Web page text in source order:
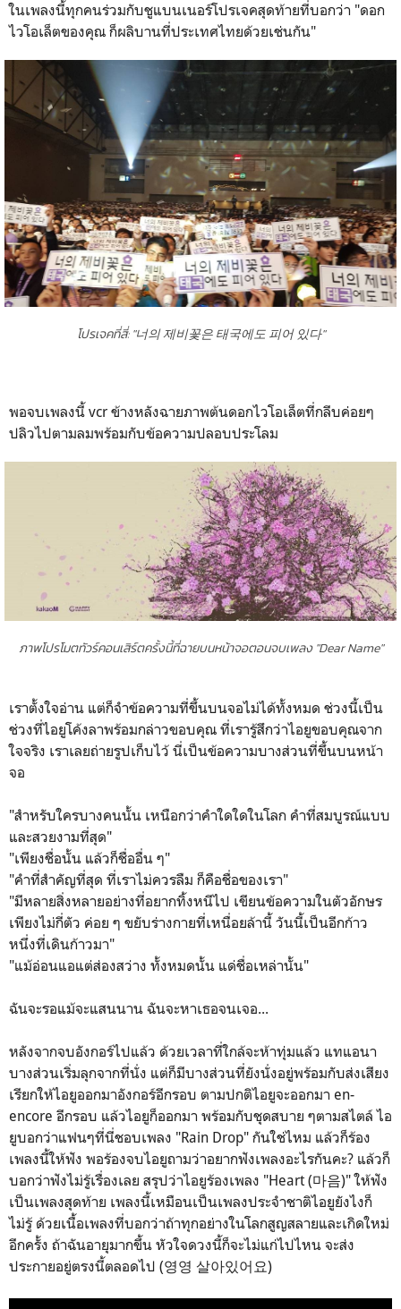
ในเพลงนี้ทุกคนร่วมกับชูแบนเนอร์โปรเจคสุดท้ายที่บอกว่า "ดอก
ไวโอเล็ตของคุณ ก็ผลิบานที่ประเทศไทยด้วยเช่นกัน"
โปรเจคที่สี่: "너의 제비꽃은 태국에도 피어 있다"
พอจบเพลงนี้ vcr ข้างหลังฉายภาพต้นดอกไวโอเล็ตที่กลีบค่อยๆ
ปลิวไปตามลมพร้อมกับข้อความปลอบประโลม
ภาพโปรโมตทัวร์คอนเสิร์ตครั้งนี้ที่ฉายบนหน้าจอตอนจบเพลง "Dear Name"
เราตั้งใจอ่าน แต่ก็จำข้อความที่ขึ้นบนจอไม่ได้ทั้งหมด ช่วงนี้เป็น
ช่วงที่ไอยูโค้งลาพร้อมกล่าวขอบคุณ ที่เรารู้สึกว่าไอยูขอบคุณจาก
ใจจริง เราเลยถ่ายรูปเก็บไว้ นี่เป็นข้อความบางส่วนที่ขึ้นบนหน้า
จอ
"สำหรับใครบางคนนั้น เหนือกว่าคำใดใดในโลก คำที่สมบูรณ์แบบ
และสวยงามที่สุด"
"เพียงชื่อนั้น แล้วก็ชื่ออื่น ๆ"
"คำที่สำคัญที่สุด ที่เราไม่ควรลืม ก็คือชื่อของเรา"
"มีหลายสิ่งหลายอย่างที่อยากทิ้งหนีไป เขียนข้อความในตัวอักษร
เพียงไม่กี่ตัว ค่อย ๆ ขยับร่างกายที่เหนื่อยล้านี้ วันนี้เป็นอีกก้าว
หนึ่งที่เดินก้าวมา"
"แม้อ่อนแอแต่ส่องสว่าง ทั้งหมดนั้น แด่ชื่อเหล่านั้น"
ฉันจะรอแม้จะแสนนาน ฉันจะหาเธอจนเจอ...
หลังจากจบอังกอร์ไปแล้ว ด้วยเวลาที่ใกล้จะห้าทุ่มแล้ว แทแอนา
บางส่วนเริ่มลุกจากที่นั่ง แต่ก็มีบางส่วนที่ยังนั่งอยู่พร้อมกับส่งเสียง
เรียกให้ไอยูออกมาอังกอร์อีกรอบ ตามปกติไอยูจะออกมา en-
encore อีกรอบ แล้วไอยูก็ออกมา พร้อมกับชุดสบาย ๆตามสไตล์ ไอ
ยูบอกว่าแฟนๆที่นี่ชอบเพลง "Rain Drop" กันใช่ไหม แล้วก็ร้อง
เพลงนี้ให้ฟัง พอร้องจบไอยูถามว่าอยากฟังเพลงอะไรกันคะ? แล้วก็
บอกว่าฟังไม่รู้เรื่องเลย สรุปว่าไอยูร้องเพลง "Heart (마음)" ให้ฟัง
เป็นเพลงสุดท้าย เพลงนี้เหมือนเป็นเพลงประจำชาติไอยูยังไงก็
ไม่รู้ ด้วยเนื้อเพลงที่บอกว่าถ้าทุกอย่างในโลกสูญสลายและเกิดใหม่
อีกครั้ง ถ้าฉันอายุมากขึ้น หัวใจดวงนี้ก็จะไม่แก่ไปไหน จะส่ง
ประกายอยู่ตรงนี้ตลอดไป (영영 살아있어요)